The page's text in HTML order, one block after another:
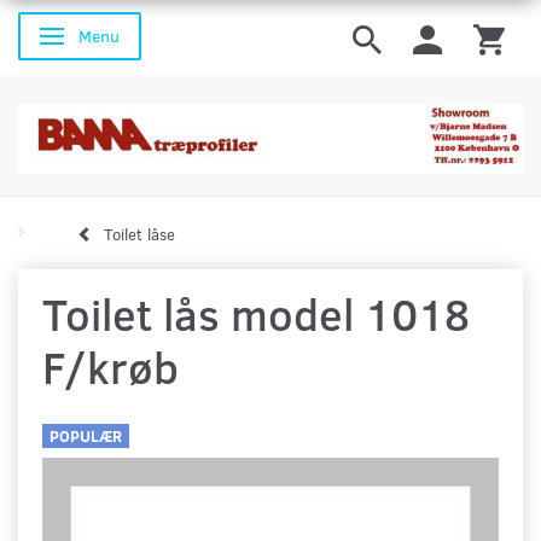
Skifte navigation
Menu
Toilet låse
Toilet lås model 1018
F/krøb
POPULÆR